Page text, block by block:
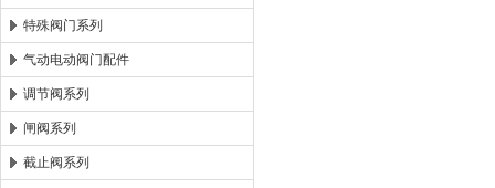
特殊阀门系列
气动电动阀门配件
调节阀系列
闸阀系列
截止阀系列